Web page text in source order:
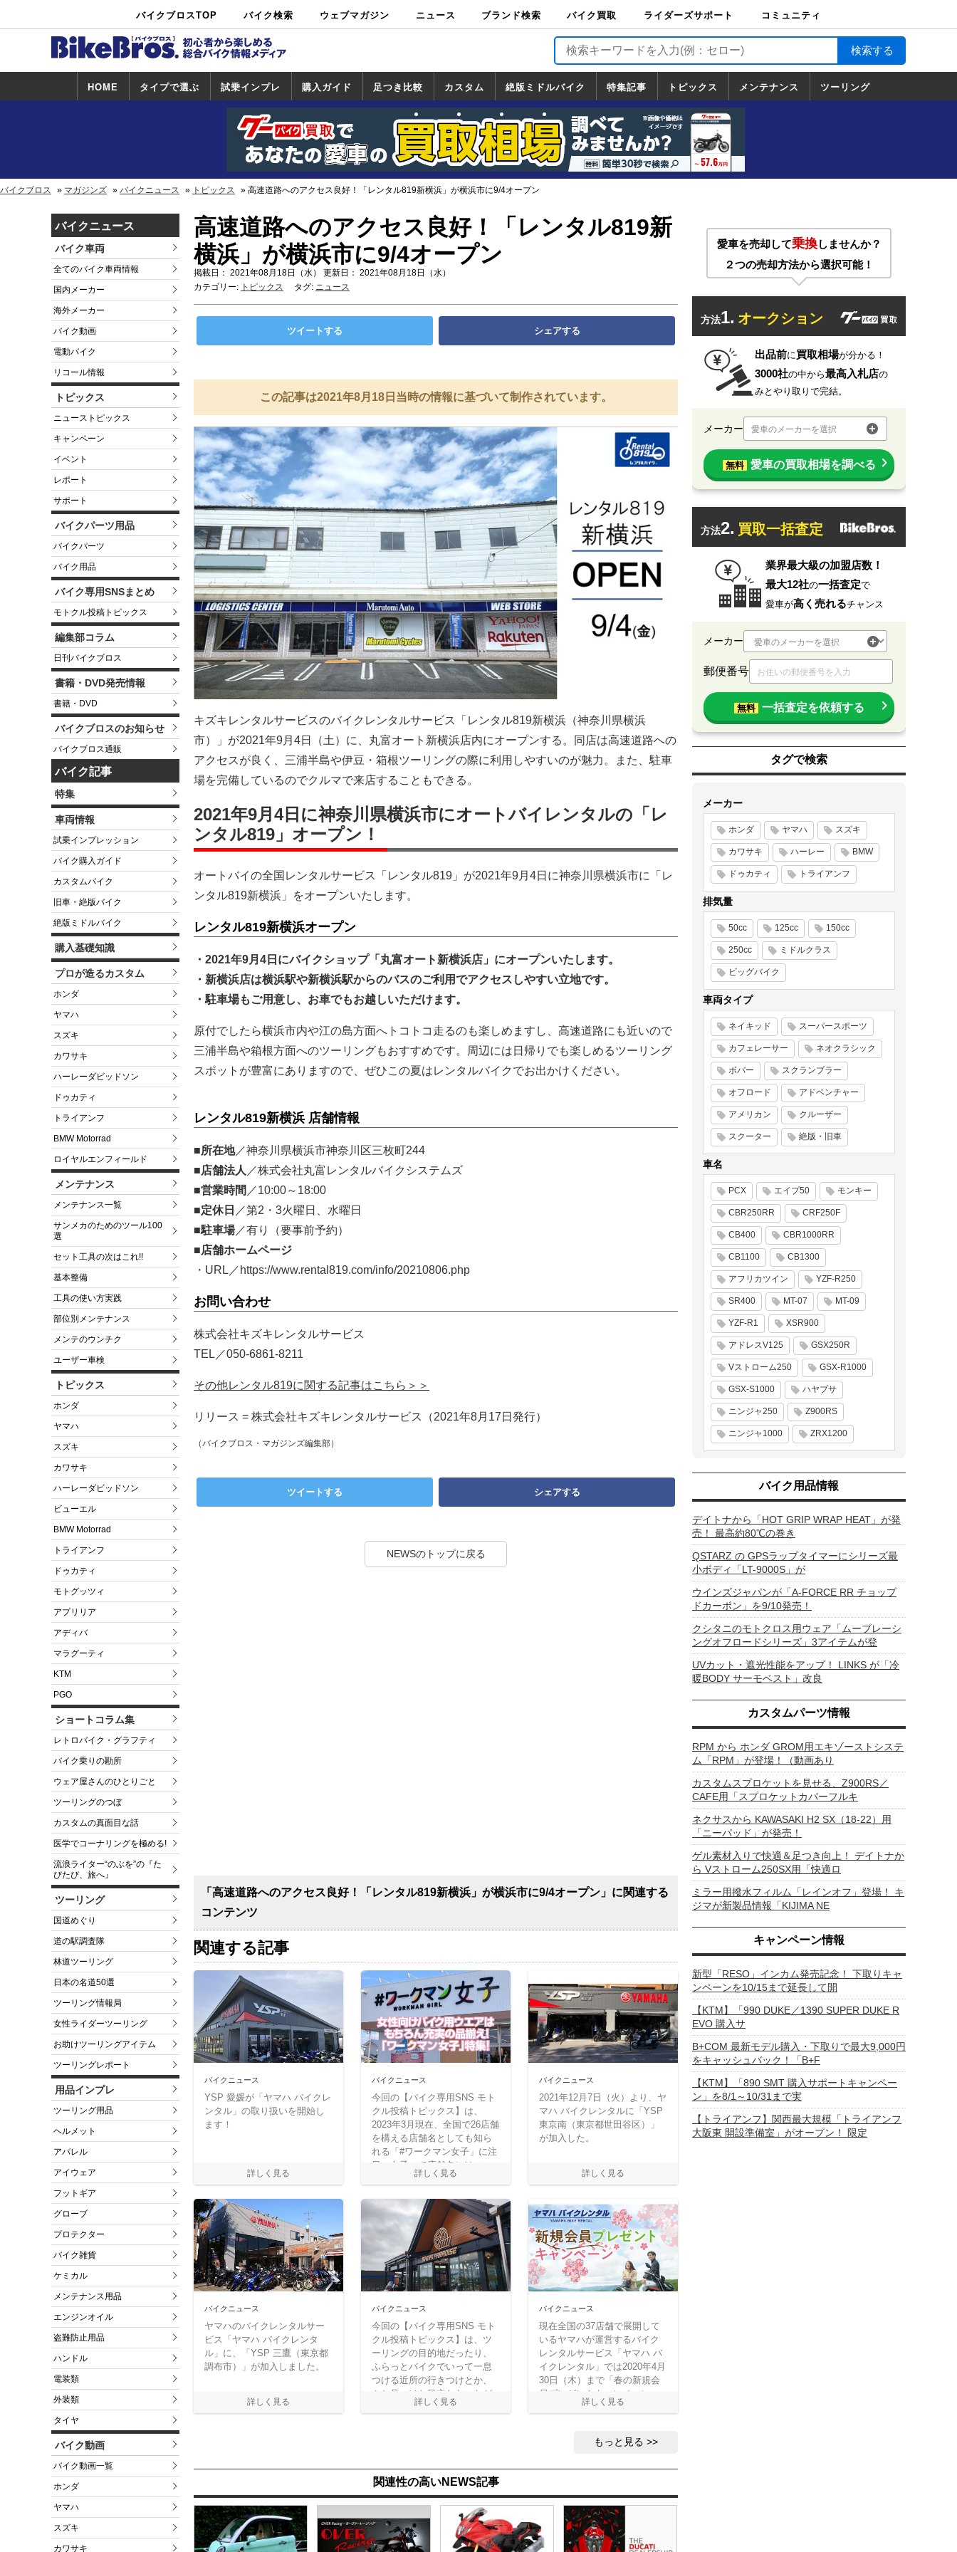
バイクブロスTOP バイク検索
中古バイ
ク・新車検
カタログ検
索
ショップ検
索
ウェブマガジン ニュース ブランド検索 バイク買取
バイク買取
ライダーズサポート
ライダーズサポート
TOP
バイク輸送
バイクガレージライ
フ
バイク車両保険
ロードサービス
バイク試乗
コミュニティ
HOME タイプで選ぶ 試乗インプレ
試乗インプレ
一覧
ホンダ
ヤマハ
スズキ
カワサキ
ハーレー
BMW
トライアンフ
ドゥカティ
購入ガイド
一覧
足つき比較 カスタム
カスタム
一覧
ホンダ
ヤマハ
スズキ
カワサキ
絶版ミドルバイク
絶版ミドルバイク
一覧
ホンダ
ヤマハ
スズキ
カワサキ
特集記事 トピックス
トピックス
一覧
ホンダ
ヤマハ
スズキ
カワサキ
ハーレーダ
ビッドソン
BMW
ドゥカティ
トライアン
フ
メンテナンス ツーリング
道の駅調査隊
ツーリング情報局
日本の道50選
国道めぐり
林道ツーリング
バイクブロス マガジンズ バイクニュース トピックス 高速道路へのアクセス良好！「レンタル819新横浜」が横浜市に9/4オープン
バイクニュース
バイク車両
全てのバイク車両情報
国内メーカー
海外メーカー
バイク動画
電動バイク
リコール情報
トピックス
ニューストピックス
キャンペーン
イベント
レポート
サポート
バイクパーツ用品
バイクパーツ
バイク用品
バイク専用SNSまとめ
モトクル投稿トピックス
編集部コラム
日刊バイクブロス
書籍・DVD発売情報
書籍・DVD
バイクブロスのお知らせ
バイクブロス通販
バイク記事
特集
車両情報
試乗インプレッション
バイク購入ガイド
カスタムバイク
旧車・絶版バイク
絶版ミドルバイク
購入基礎知識
プロが造るカスタム
ホンダ
ヤマハ
スズキ
カワサキ
ハーレーダビッドソン
ドゥカティ
トライアンフ
BMW Motorrad
ロイヤルエンフィールド
メンテナンス
メンテナンス一覧
サンメカのためのツール100
選
セット工具の次はこれ!!
基本整備
工具の使い方実践
部位別メンテナンス
メンテのウンチク
ユーザー車検
トピックス
ホンダ
ヤマハ
スズキ
カワサキ
ハーレーダビッドソン
ビューエル
BMW Motorrad
トライアンフ
ドゥカティ
モトグッツィ
アプリリア
アディバ
マラグーティ
KTM
PGO
ショートコラム集
レトロバイク・グラフティ
バイク乗りの勘所
ウェア屋さんのひとりごと
ツーリングのつぼ
カスタムの真面目な話
医学でコーナリングを極める!
流浪ライター“のぶを”の『た
びたび、旅へ』
ツーリング
国道めぐり
道の駅調査隊
林道ツーリング
日本の名道50選
ツーリング情報局
女性ライダーツーリング
お助けツーリングアイテム
ツーリングレポート
用品インプレ
ツーリング用品
ヘルメット
アパレル
アイウェア
フットギア
グローブ
プロテクター
バイク雑貨
ケミカル
メンテナンス用品
エンジンオイル
盗難防止用品
ハンドル
電装類
外装類
タイヤ
バイク動画
バイク動画一覧
ホンダ
ヤマハ
スズキ
カワサキ
高速道路へのアクセス良好！「レンタル819新
横浜」が横浜市に9/4オープン
掲載日： 2021年08月18日（水） 更新日： 2021年08月18日（水）
カテゴリー: トピックス タグ: ニュース
ツイートする シェアする
この記事は2021年8月18日当時の情報に基づいて制作されています。
キズキレンタルサービスのバイクレンタルサービス「レンタル819新横浜（神奈川県横浜
市）」が2021年9月4日（土）に、丸富オート新横浜店内にオープンする。同店は高速道路への
アクセスが良く、三浦半島や伊豆・箱根ツーリングの際に利用しやすいのが魅力。また、駐車
場を完備しているのでクルマで来店することもできる。
2021年9月4日に神奈川県横浜市にオートバイレンタルの「レ
ンタル819」オープン！
オートバイの全国レンタルサービス「レンタル819」が2021年9月4日に神奈川県横浜市に「レ
ンタル819新横浜」をオープンいたします。
レンタル819新横浜オープン
・2021年9月4日にバイクショップ「丸富オート新横浜店」にオープンいたします。
・新横浜店は横浜駅や新横浜駅からのバスのご利用でアクセスしやすい立地です。
・駐車場もご用意し、お車でもお越しいただけます。
原付でしたら横浜市内や江の島方面へトコトコ走るのも楽しめますし、高速道路にも近いので
三浦半島や箱根方面へのツーリングもおすすめです。周辺には日帰りでも楽しめるツーリング
スポットが豊富にありますので、ぜひこの夏はレンタルバイクでお出かけください。
レンタル819新横浜 店舗情報
■所在地／神奈川県横浜市神奈川区三枚町244
■店舗法人 ／株式会社丸富レンタルバイクシステムズ
■営業時間 ／10:00～18:00
■定休日 ／第2・3火曜日、水曜日
■駐車場／有り（要事前予約）
■店舗ホームページ
・URL／https://www.rental819.com/info/20210806.php
お問い合わせ
株式会社キズキレンタルサービス
TEL／050-6861-8211
その他レンタル819に関する記事はこちら＞＞
リリース = 株式会社キズキレンタルサービス（2021年8月17日発行）
（バイクブロス・マガジンズ編集部）
ツイートする シェアする
NEWSのトップに戻る
「高速道路へのアクセス良好！「レンタル819新横浜」が横浜市に9/4オープン」に関連する
コンテンツ
関連する記事
バイクニュース
YSP 愛媛が「ヤマハ バイクレ
ンタル」の取り扱いを開始し
ます！
バイクニュース
今回の【バイク専用SNS モト
クル投稿トピックス】は、
2023年3月現在、全国で26店舗
を構える店舗名としても知ら
れる「#ワークマン女子」に注
目。女子って店舗名にはつい
てますが、製品の構成比は男
ア用、スポーツ用などの製品
がいっぱいで、気軽に家族で
楽しめる店舗なんですよね！
バイクニュース
2021年12月7日（火）より、ヤ
マハ バイクレンタルに「YSP
東京南（東京都世田谷区）」
が加入した。
バイクニュース
ヤマハのバイクレンタルサー
ビス「ヤマハ バイクレンタ
ル」に、「YSP 三鷹（東京都
調布市）」が加入しました。
バイクニュース
今回の【バイク専用SNS モト
クル投稿トピックス】は、ツ
ーリングの目的地だったり、
ふらっとバイクでいって一息
つける近所の行きつけとか、
ふと見つけた目立たないなが
らも雰囲気満点の隠れ家だっ
バイクニュース
現在全国の37店舗で展開して
いるヤマハが運営するバイク
レンタルサービス「ヤマハ バ
イクレンタル」では2020年4月
30日（木）まで「春の新規会
員プレゼントキャンペーン」
を実施中。応募は簡単で同サ
なり、抽選でヤマハワイヤレ
ンタルして、春のツーリング
に出かけてみよう！
もっと見る
関連性の高いNEWS記事
愛車を売却して乗換しませんか？
２つの売却方法から選択可能！
方法1. オークション
出品前に買取相場が分かる！
3000社の中から最高入札店の
みとやり取りで完結。
メーカー 愛車のメーカーを選択
無料 愛車の買取相場を調べる
方法2. 買取一括査定
業界最大級の加盟店数！
最大12社の一括査定で
愛車が高く売れるチャンス
メーカー
郵便番号
無料 一括査定を依頼する
タグで検索
メーカー
ホンダ ヤマハ スズキ
カワサキ ハーレー BMW
ドゥカティ トライアンフ
排気量
50cc 125cc 150cc
250cc ミドルクラス
ビッグバイク
車両タイプ
ネイキッド スーパースポーツ
カフェレーサー ネオクラシック
ボバー スクランブラー
オフロード アドベンチャー
アメリカン クルーザー
スクーター 絶版・旧車
車名
PCX エイプ50 モンキー
CBR250RR CRF250F
CB400 CBR1000RR
CB1100 CB1300
アフリカツイン YZF-R250
SR400 MT-07 MT-09
YZF-R1 XSR900
アドレスV125 GSX250R
Vストローム250 GSX-R1000
GSX-S1000 ハヤブサ
ニンジャ250 Z900RS
ニンジャ1000 ZRX1200
バイク用品情報
デイトナから「HOT GRIP WRAP HEAT」が発
売！ 最高約80℃の巻き
QSTARZ の GPSラップタイマーにシリーズ最
小ボディ「LT-9000S」が
ウインズジャパンが「A-FORCE RR チョップ
ドカーボン」を9/10発売！
クシタニのモトクロス用ウェア「ムーブレーシ
ングオフロードシリーズ」3アイテムが登
UVカット・遮光性能をアップ！ LINKS が「冷
暖BODY サーモベスト」改良
カスタムパーツ情報
RPM から ホンダ GROM用エキゾーストシステ
ム「RPM」が登場！（動画あり
カスタムスプロケットを見せる、Z900RS／
CAFE用「スプロケットカバーフルキ
ネクサスから KAWASAKI H2 SX（18-22）用
「ニーパッド」が発売！
ゲル素材入りで快適＆足つき向上！ デイトナか
ら Vストローム250SX用「快適ロ
ミラー用撥水フィルム「レインオフ」登場！ キ
ジマが新製品情報「KIJIMA NE
キャンペーン情報
新型「RESO」インカム発売記念！ 下取りキャ
ンペーンを10/15まで延長して開
【KTM】「990 DUKE／1390 SUPER DUKE R
EVO 購入サ
B+COM 最新モデル購入・下取りで最大9,000円
をキャッシュバック！「B+F
【KTM】「890 SMT 購入サポートキャンペー
ン」を8/1～10/31まで実
【トライアンフ】関西最大規模「トライアンフ
大阪東 開設準備室」がオープン！ 限定